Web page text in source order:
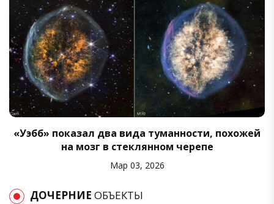
«Уэбб» показал два вида туманности, похожей
на мозг в стеклянном черепе
Мар 03, 2026
ДОЧЕРНИЕ ОБЪЕКТЫ